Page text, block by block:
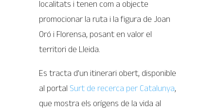
localitats i tenen com a objecte
promocionar la ruta i la figura de Joan
Oró i Florensa, posant en valor el
territori de Lleida.
Es tracta d’un itinerari obert, disponible
al portal Surt de recerca per Catalunya,
que mostra els orígens de la vida al